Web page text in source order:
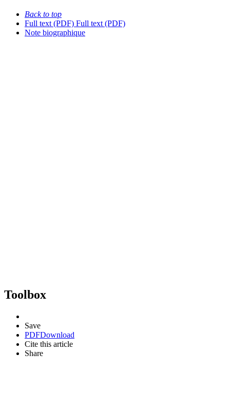
Back to top
Full text (PDF) Full text (PDF)
Note biographique
Toolbox
Save
PDFDownload
Cite this article
Share